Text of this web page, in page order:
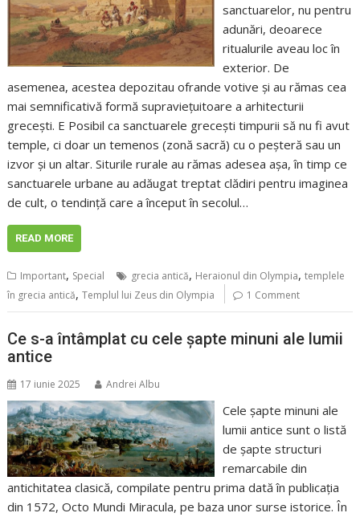
sanctuarelor, nu pentru
adunări, deoarece
ritualurile aveau loc în
exterior. De
asemenea, acestea depozitau ofrande votive și au rămas cea
mai semnificativă formă supraviețuitoare a arhitecturii
grecești. E Posibil ca sanctuarele grecești timpurii să nu fi avut
temple, ci doar un temenos (zonă sacră) cu o peșteră sau un
izvor și un altar. Siturile rurale au rămas adesea așa, în timp ce
sanctuarele urbane au adăugat treptat clădiri pentru imaginea
de cult, o tendință care a început în secolul…
READ MORE
Important, Special grecia antică, Heraionul din Olympia,templele
în grecia antică,Templul lui Zeus din Olympia 1 Comment
Ce s-a întâmplat cu cele șapte minuni ale lumii
antice
17 iunie 2025 Andrei Albu
Cele șapte minuni ale
lumii antice sunt o listă
de șapte structuri
remarcabile din
antichitatea clasică, compilate pentru prima dată în publicația
din 1572, Octo Mundi Miracula, pe baza unor surse istorice. În